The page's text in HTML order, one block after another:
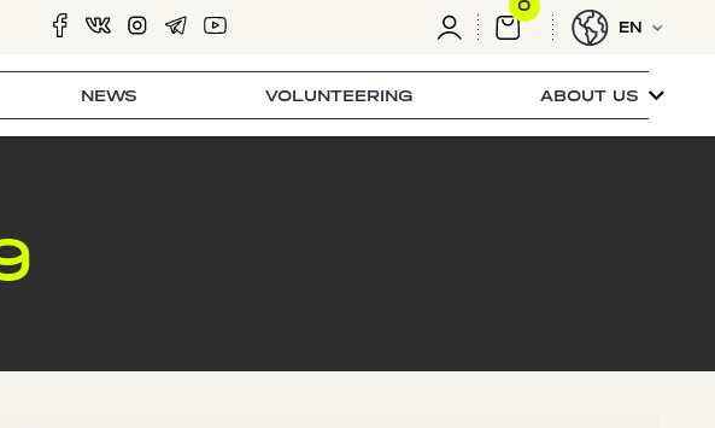
0
EN
NEWS VOLUNTEERING ABOUT US